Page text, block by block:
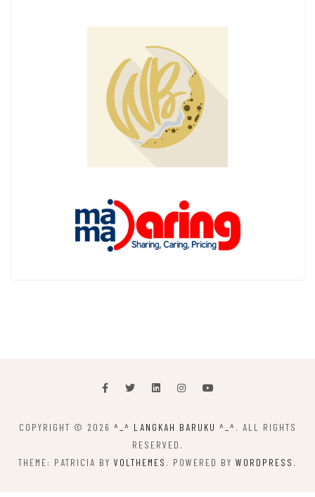
COPYRIGHT © 2026 ^_^ LANGKAH BARUKU ^_^ . ALL RIGHTS
RESERVED.
THEME: PATRICIA BY VOLTHEMES . POWERED BY WORDPRESS .